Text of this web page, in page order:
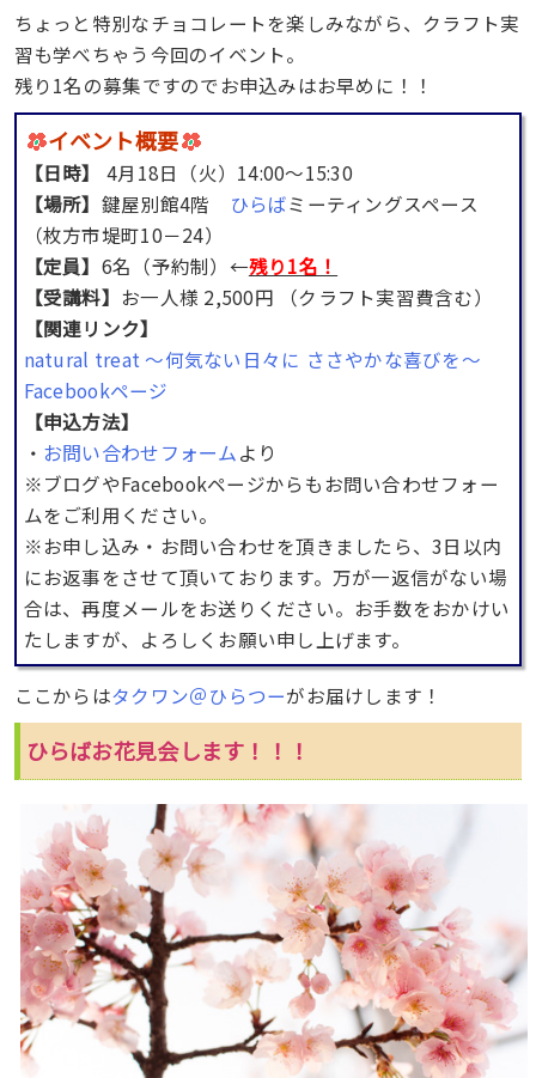
ちょっと特別なチョコレートを楽しみながら、クラフト実
習も学べちゃう今回のイベント。
残り1名の募集ですのでお申込みはお早めに！！
イベント概要
【日時】
4月18日（火）14:00〜15:30
【場所】 鍵屋別館4階 ひらばミーティングスペース
（枚方市堤町10－24）
【定員】 6名（予約制）←残り1名！
【受講料】 お一人様 2,500円 （クラフト実習費含む）
【関連リンク】
natural treat 〜何気ない日々に ささやかな喜びを〜
Facebookページ
【申込方法】
・ お問い合わせフォームより
※ブログやFacebookページからもお問い合わせフォー
ムをご利用ください。
※お申し込み・お問い合わせを頂きましたら、3日以内
にお返事をさせて頂いております。万が一返信がない場
合は、再度メールをお送りください。お手数をおかけい
たしますが、よろしくお願い申し上げます。
ここからはタクワン＠ひらつーがお届けします！
ひらばお花見会します！！！